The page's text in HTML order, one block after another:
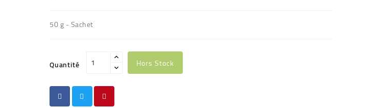
50 g - Sachet
Quantité Hors Stock